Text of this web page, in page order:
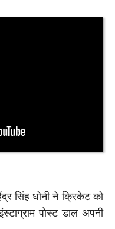
सिंह धोनी ने क्रिकेट को
पोस्ट डाल अपनी